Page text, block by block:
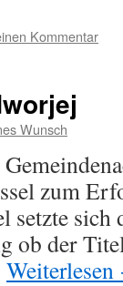
Kommentar
Wunsch
zum
setzte
ob der
Weiterlesen